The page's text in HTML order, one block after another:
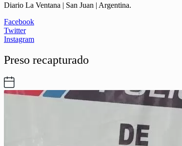
Diario La Ventana | San Juan | Argentina.
Facebook
Twitter
Instagram
Preso recapturado